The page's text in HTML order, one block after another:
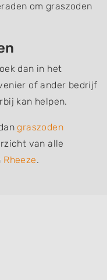
om graszoden
dan in het
of ander bedrijf
kan helpen.
graszoden
van alle
Rheeze.